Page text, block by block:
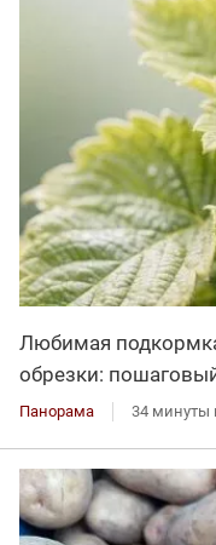
Любимая
обрезки:
Панорама 34 минуты